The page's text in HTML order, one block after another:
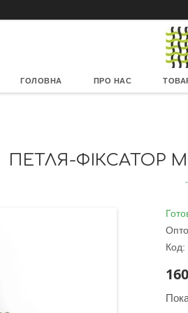
ГОЛОВНА ПРО НАС
ПЕТЛЯ-ФІКСАТОР
Код: